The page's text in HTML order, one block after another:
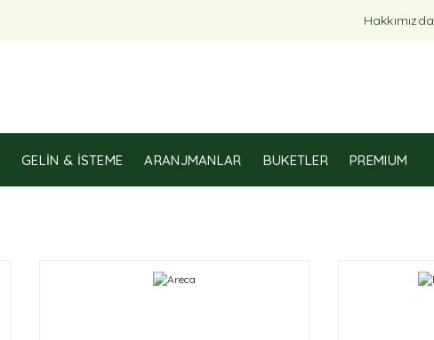
Hakkımızda
GELIN & İSTEME ARANJMANLAR BUKETLER PREMIUM